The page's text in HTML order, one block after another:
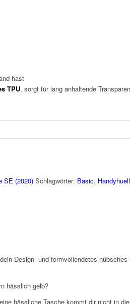
hast
TPU, sorgt für lang anhaltende
SE (2020) Schlagwörter: Basic,
Design- und formvollendetes
hässlich gelb?
hässliche Tasche kommt dir nicht in